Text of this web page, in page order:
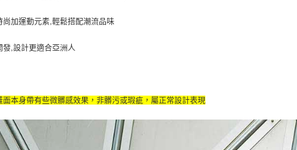
尚加運動元素,輕鬆搭配潮流品味
發,設計更適合亞洲人
面本身帶有些微髒感效果，非髒污或瑕疵，屬正常設計表現